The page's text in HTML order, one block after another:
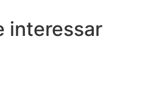
interessar